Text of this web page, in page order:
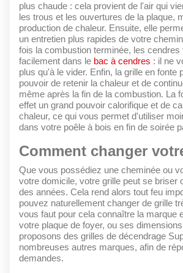
plus chaude : cela provient de l'air qui
les trous et les ouvertures de la plaque,
production de chaleur. Ensuite, elle
un entretien plus rapides de votre
fois la combustion terminée, les cendres
facilement dans le bac à cendres : il ne
plus qu'à le vider. Enfin, la grille en fonte
pouvoir de retenir la chaleur et de
même après la fin de la combustion. La
effet un grand pouvoir calorifique et de
chaleur, ce qui vous permet d'utiliser
dans votre poêle à bois en fin de soirée
Comment changer
Que vous possédiez une cheminée ou
votre domicile, votre grille peut se briser
des années. Cela rend alors tout feu
pouvez naturellement changer de grille
vous faut pour cela connaître la marque
votre plaque de foyer, ou ses
proposons des grilles de décendrage
nombreuses autres marques, afin de
demandes.